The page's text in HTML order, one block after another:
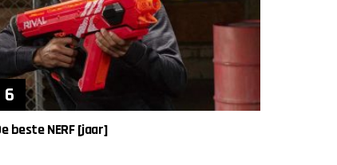
beste NERF [jaar]